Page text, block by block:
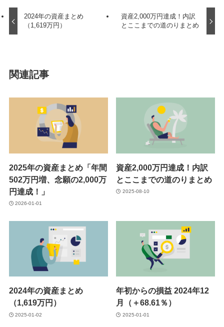
2024年の資産まとめ
（1,619万円）
資産2,000万円達成！内訳
とここまでの道のりまとめ
関連記事
2025年の資産まとめ「年間
502万円増、念願の2,000万
円達成！」
2026-01-01
資産2,000万円達成！内訳
とここまでの道のりまとめ
2025-08-10
2024年の資産まとめ
（1,619万円）
2025-01-02
年初からの損益 2024年12
月（＋68.61％）
2025-01-01